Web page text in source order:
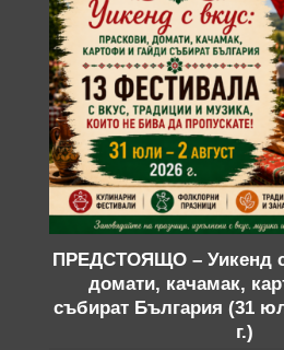
ПРЕДСТОЯЩО – Уикенд
домати, качамак,
събират България (31
г.)